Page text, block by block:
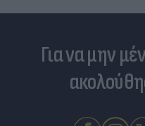
Για να μην